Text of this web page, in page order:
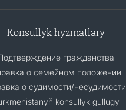
Konsullyk hyzmatlary
гражданства
о семейном положении
о судимости/несудимости
konsullyk gullugy